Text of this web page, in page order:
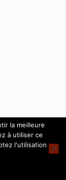
la meilleure
à utiliser ce
l'utilisation